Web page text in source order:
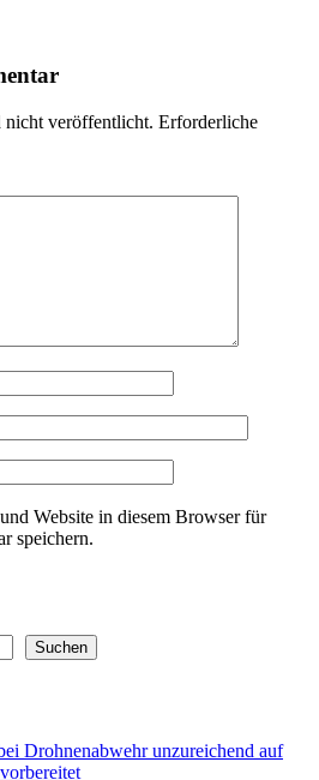
veröffentlicht. Erforderliche
Website in diesem Browser für
speichern.
Suchen
Drohnenabwehr unzureichend auf